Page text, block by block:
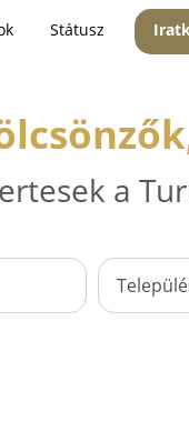
Státusz
a